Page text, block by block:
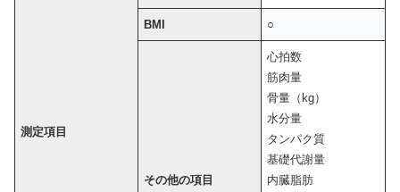
測定項目
BMI ○
その他の項目
心拍数
筋肉量
骨量（kg）
水分量
タンパク質
基礎代謝量
内臓脂肪